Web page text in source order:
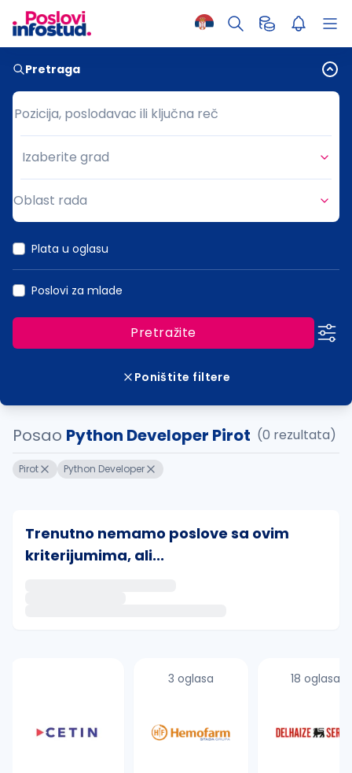
Pretraga
Pozicija, poslodavac ili ključna reč
Pozicija, poslodavac ili ključna reč
Grad
Izaberite grad
Oblast rada
Plata u oglasu
Poslovi za mlade
Pretražite
Poništite filtere
Posao Python Developer Pirot (0 rezultata)
Pirot Python Developer
Trenutno nemamo poslove sa ovim
kriterijumima, ali...
proverite pravopisne greške (koristite č, ć, š, đ,
3 oglasa 18 oglasa